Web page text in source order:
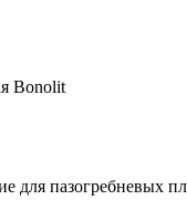
Bonolit
для пазогребневых